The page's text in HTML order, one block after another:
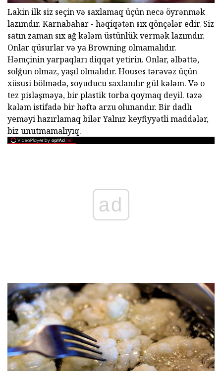
Lakin ilk siz seçin və saxlamaq üçün necə öyrənmək
lazımdır. Karnabahar - həqiqətən sıx qönçələr edir. Siz
satın zaman sıx ağ kələm üstünlük vermək lazımdır.
Onlar qüsurlar və ya Browning olmamalıdır.
Həmçinin yarpaqları diqqət yetirin. Onlar, əlbəttə,
solğun olmaz, yaşıl olmalıdır. Houses tərəvəz üçün
xüsusi bölmədə, soyuducu saxlanılır gül kələm. Və o
tez pisləşməyə, bir plastik torba qoymaq deyil. təzə
kələm istifadə bir həftə arzu olunandır. Bir dadlı
yeməyi hazırlamaq bilər Yalnız keyfiyyətli maddələr,
biz unutmamalıyıq.
ad